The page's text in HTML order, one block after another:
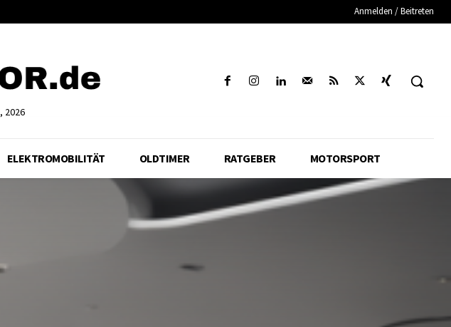
Anmelden / Beitreten
2026
ELEKTROMOBILITÄT OLDTIMER RATGEBER MOTORSPORT